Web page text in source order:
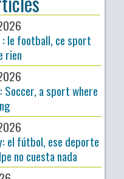
le football, ce sport
rien
Soccer, a sport where
el fútbol, ese deporte
no cuesta nada